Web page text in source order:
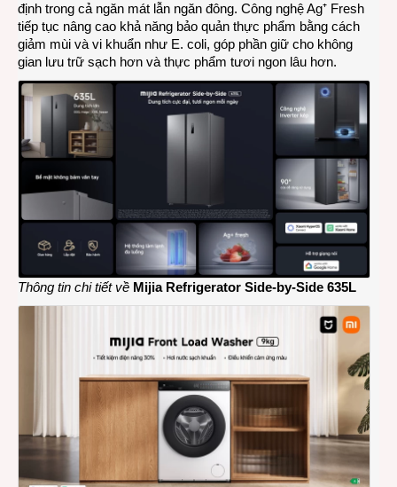
định trong cả ngăn mát lẫn ngăn đông. Công nghệ Ag⁺ Fresh
tiếp tục nâng cao khả năng bảo quản thực phẩm bằng cách
giảm mùi và vi khuẩn như E. coli, góp phần giữ cho không
gian lưu trữ sạch hơn và thực phẩm tươi ngon lâu hơn.
Thông tin chi tiết về Mijia Refrigerator Side-by-Side 635L